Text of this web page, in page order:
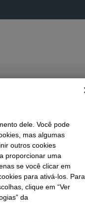
dele. Você pode
mas algumas
outros cookies
proporcionar uma
se você clicar em
para ativá-los. Para
clique em “Ver
da